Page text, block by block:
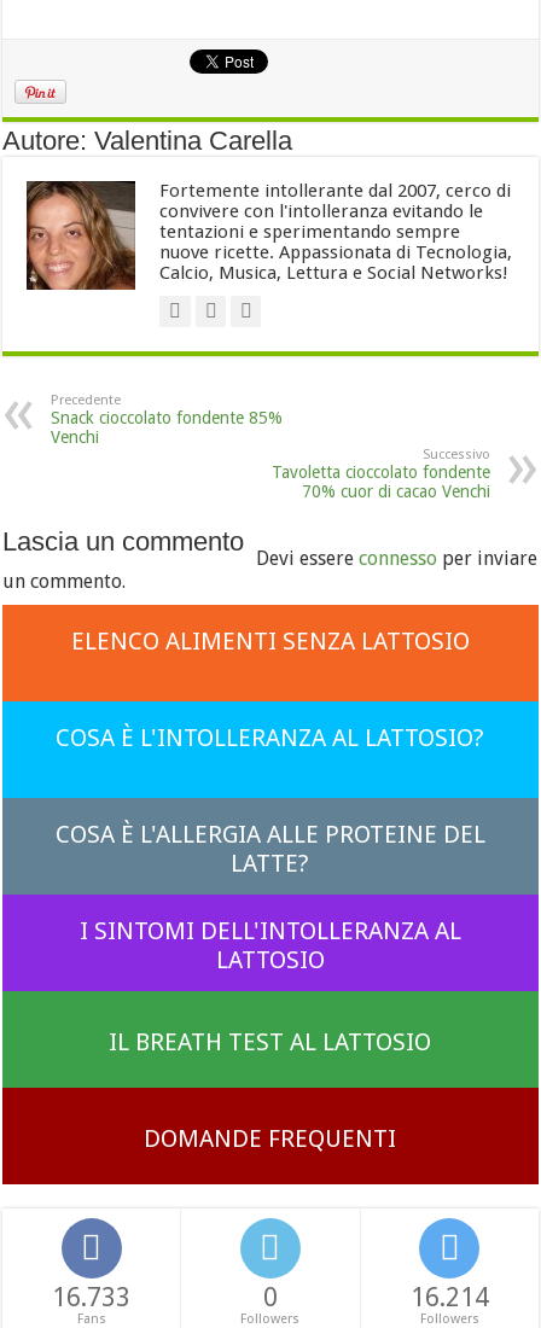
Autore: Valentina Carella
Fortemente intollerante dal 2007, cerco di
convivere con l'intolleranza evitando le
tentazioni e sperimentando sempre
nuove ricette. Appassionata di Tecnologia,
Calcio, Musica, Lettura e Social Networks!
Precedente
Snack cioccolato fondente 85%
Venchi
Successivo
Tavoletta cioccolato fondente
70% cuor di cacao Venchi
Lascia un commento
Devi essereconnesso per inviare
un commento.
ELENCO ALIMENTI SENZA LATTOSIO
COSA È L'INTOLLERANZA AL LATTOSIO?
COSA È L'ALLERGIA ALLE PROTEINE DEL
LATTE?
I SINTOMI DELL'INTOLLERANZA AL
LATTOSIO
IL BREATH TEST AL LATTOSIO
DOMANDE FREQUENTI
16.733
Fans
0
Followers
16.214
Followers